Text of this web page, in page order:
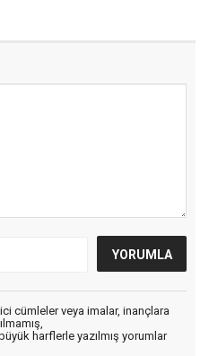
cümleler veya imalar, inançlara
harflerle yazılmış yorumlar